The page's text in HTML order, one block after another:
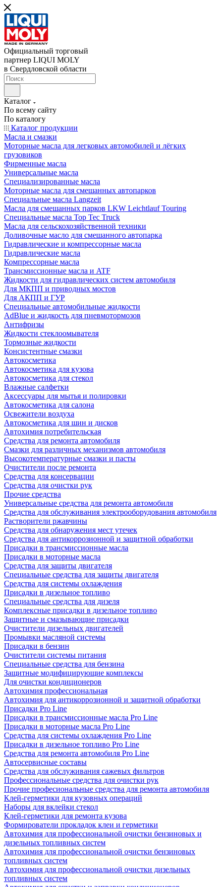
Официальный торговый
партнер LIQUI MOLY
в Свердловской области
Каталог
По всему сайту
По каталогу
Каталог продукции
Масла и смазки
Моторные масла для легковых автомобилей и лёгких
грузовиков
Фирменные масла
Универсальные масла
Специализированные масла
Моторные масла для смешанных автопарков
Специальные масла Langzeit
Масла для смешанных парков LKW Leichtlauf Touring
Специальные масла Top Tec Truck
Масла для сельскохозяйственной техники
Доливочные масло для смешанного автопарка
Гидравлические и компрессорные масла
Гидравлические масла
Компрессорные масла
Трансмиссионные масла и ATF
Жидкости для гидравлических систем автомобиля
Для МКПП и приводных мостов
Для АКПП и ГУР
Специальные автомобильные жидкости
AdBlue и жидкость для пневмотормозов
Антифризы
Жидкости стеклоомывателя
Тормозные жидкости
Консистентные смазки
Автокосметика
Автокосметика для кузова
Автокосметика для стекол
Влажные салфетки
Аксессуары для мытья и полировки
Автокосметика для салона
Освежители воздуха
Автокосметика для шин и дисков
Автохимия потребительская
Средства для ремонта автомобиля
Смазки для различных механизмов автомобиля
Высокотемпературные смазки и пасты
Очистители после ремонта
Средства для консервации
Средства для очистки рук
Прочие средства
Универсальные средства для ремонта автомобиля
Средства для обслуживания электрооборудования автомобиля
Растворители ржавчины
Средства для обнаружения мест утечек
Средства для антикоррозионной и защитной обработки
Присадки в трансмиссионные масла
Присадки в моторные масла
Средства для защиты двигателя
Специальныe средства для защиты двигателя
Средства для системы охлаждения
Присадки в дизельное топливо
Спeциальные средства для дизеля
Комплексные присадки в дизельное топливо
Защитные и смазывающие присадки
Очистители дизельных двигателей
Промывки масляной системы
Присадки в бензин
Очистители системы питания
Специальные срeдства для бензина
Защитные модифицирующие комплексы
Для очистки кондиционеров
Автохимия профессиональная
Автохимия для антикоррозионной и защитной обработки
Присадки Pro Line
Присадки в трансмиссионные масла Pro Line
Присадки в моторные масла Pro Line
Средства для системы охлаждения Pro Line
Присадки в дизельное топливо Pro Line
Средства для ремонта автомобиля Pro Line
Автосервисные составы
Средства для обслуживания сажевых фильтров
Профессиональные средства для очистки рук
Прочие професиональные средства для ремонта автомобиля
Клей-герметики для кузовных операций
Наборы для вклейки стекол
Клей-герметики для ремонта кузова
Формирователи прокладок клеи и герметики
Автохимия для профессиональной очистки бензиновых и
дизельных топливных систем
Автохимия для профессиональной очистки бензиновых
топливных систем
Автохимия для профессиональной очистки дизельных
топливных систем